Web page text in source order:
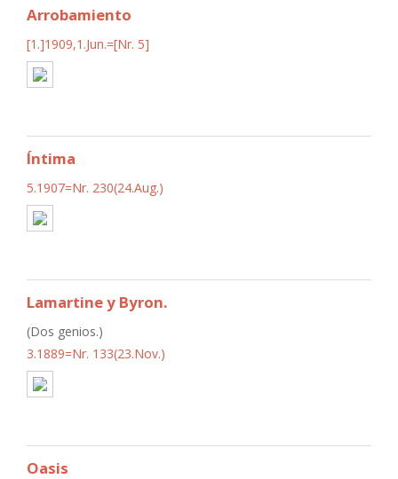
Arrobamiento
[1.]1909,1.Jun.=[Nr. 5]
Íntima
5.1907=Nr. 230(24.Aug.)
Lamartine y Byron.
(Dos genios.)
3.1889=Nr. 133(23.Nov.)
Oasis